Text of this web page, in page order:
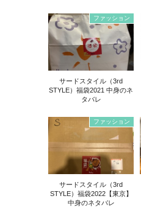
ファッション
サードスタイル（3rd
STYLE）福袋2021 中身のネ
タバレ
ファッション
サードスタイル（3rd
STYLE）福袋2022【東京】
中身のネタバレ